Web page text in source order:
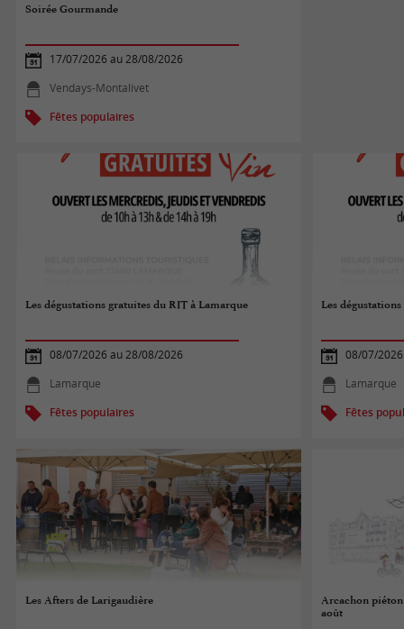
Soirée Gourmande
17/07/2026 au 28/08/2026
Vendays-Montalivet
Fêtes populaires
Les dégustations gratuites du RIT à Lamarque
08/07/2026 au 28/08/2026
Lamarque
Fêtes populaires
Les
08/07/
Lamarque
Fêtes
Les Afters de Larigaudière
Arcachon
août